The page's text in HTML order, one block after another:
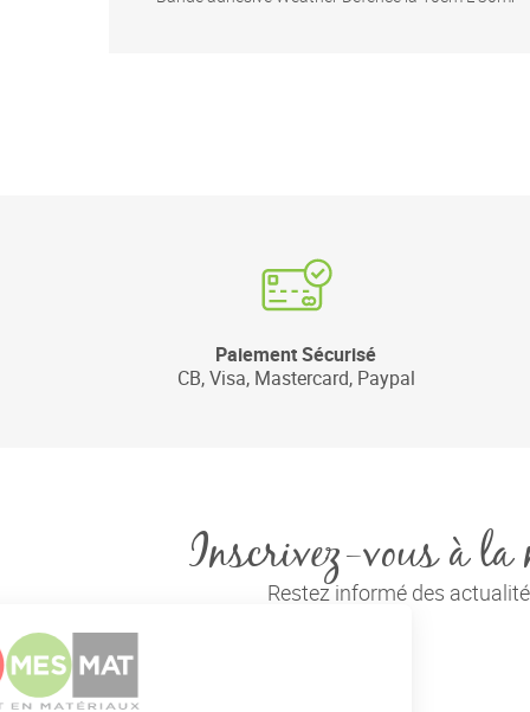
Paiement Sécurisé
CB, Visa, Mastercard, Paypal
Inscrivez-vous à la
Restez informé des